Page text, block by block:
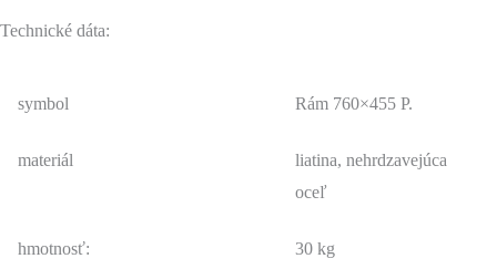
Technické dáta:
symbol Rám 760×455 P.
materiál
liatina, nehrdzavejúca
oceľ
hmotnosť: 30 kg